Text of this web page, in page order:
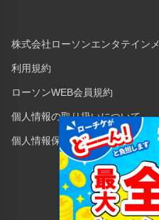
株式会社ローソンエンタテイン
利用規約
ローソンWEB会員規約
個人情報の取り扱いについて
個人情報保護方針
Copyright © 1998